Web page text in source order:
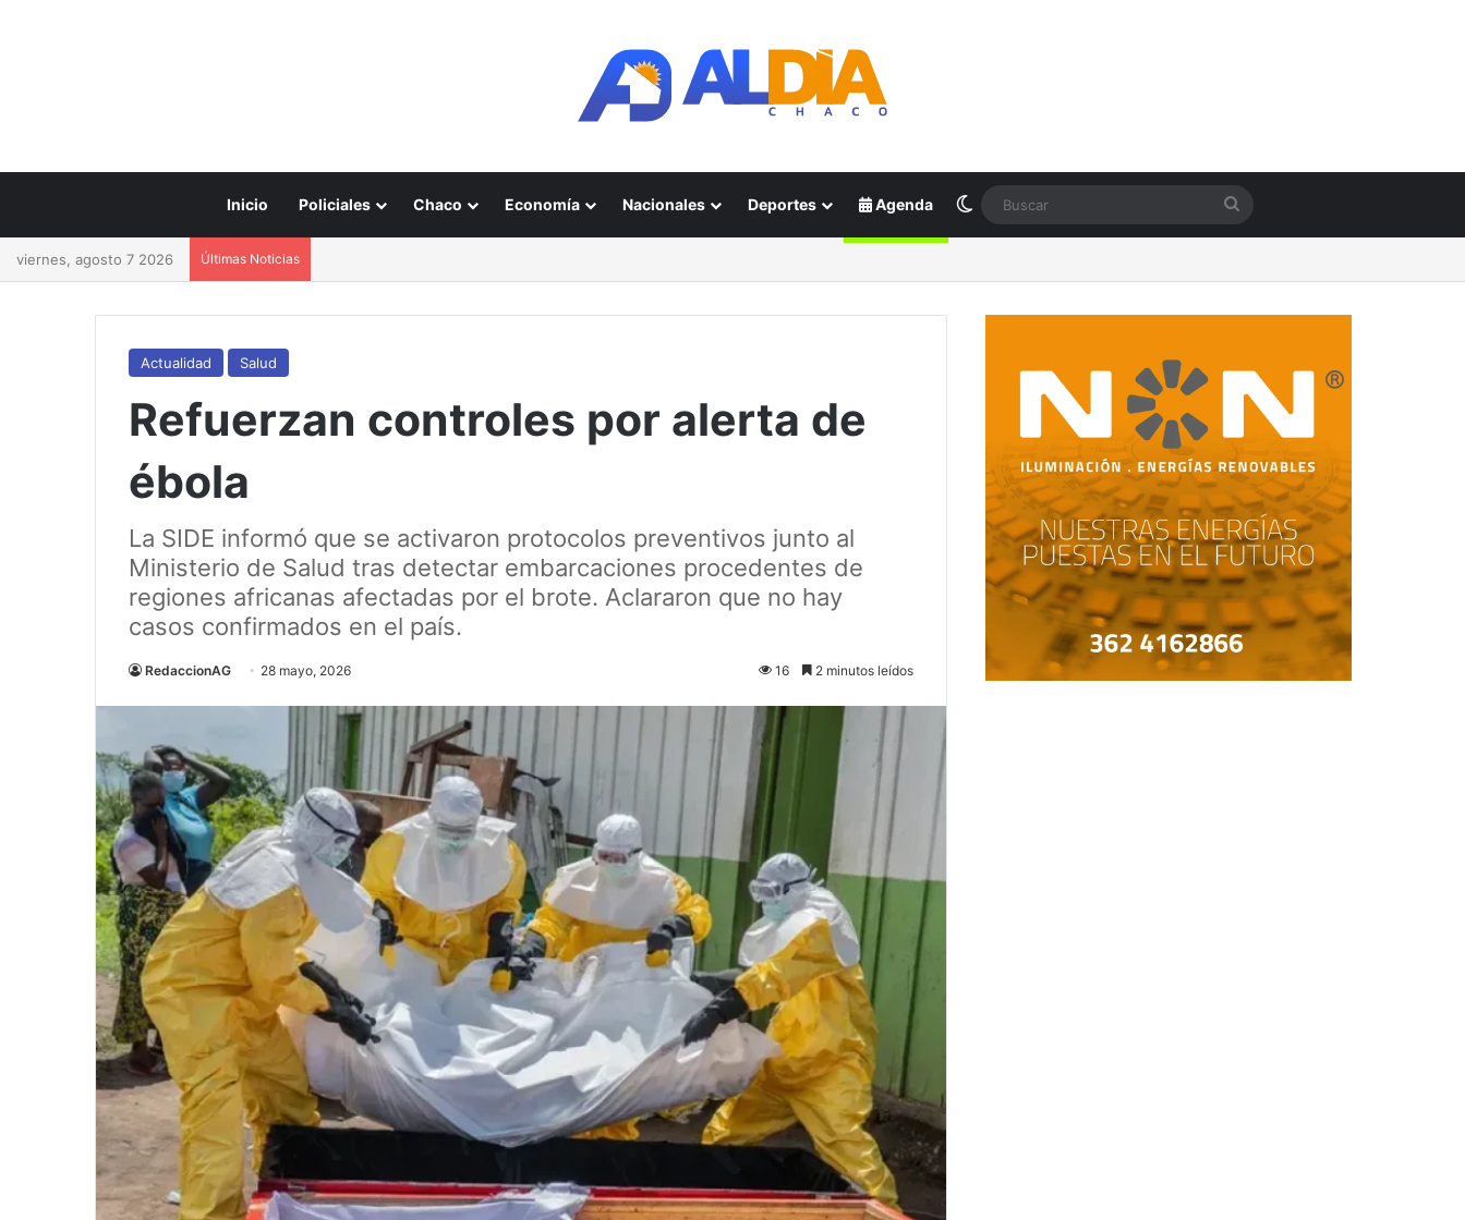
Inicio Policiales Chaco Economía Nacionales Deportes Agenda Switch skin
viernes, agosto 7 2026 Últimas Noticias
Actualidad Salud
Refuerzan controles por alerta de
ébola
La SIDE informó que se activaron protocolos preventivos junto al
Ministerio de Salud tras detectar embarcaciones procedentes de
regiones africanas afectadas por el brote. Aclararon que no hay
casos confirmados en el país.
RedaccionAG 28 mayo, 2026 16 2 minutos leídos